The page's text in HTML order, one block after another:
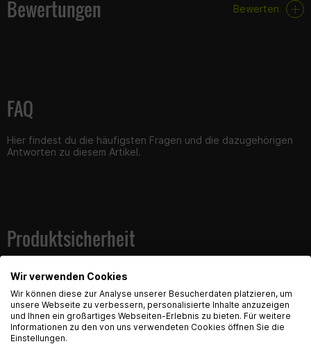
Bewertungen Bewerten
FAQ
Hier findest du die häufigsten Fragen und die dazugehörigen
Antworten zu diesem Artikel.
Produktsicherheit
Kontaktinformationen des Herstellers:
Gearparts GmbH
Im Langgewann 5-7
English Language recognized
Hey! Our Shop recognized that you are from USA.
Would you like to see the english Version of Radical
Wir verwenden Cookies
Wir können diese zur Analyse unserer Besucherdaten platzieren, um
unsere Webseite zu verbessern, personalisierte Inhalte anzuzeigen
und Ihnen ein großartiges Webseiten-Erlebnis zu bieten. Für weitere
Informationen zu den von uns verwendeten Cookies öffnen Sie die
Einstellungen.